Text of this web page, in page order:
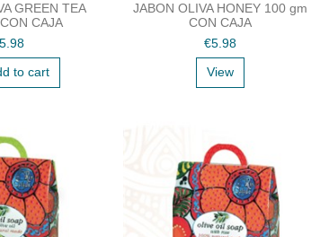
GREEN TEA
CAJA
to cart
JABON OLIVA HONEY 100 gm
CON CAJA
€5.98
View